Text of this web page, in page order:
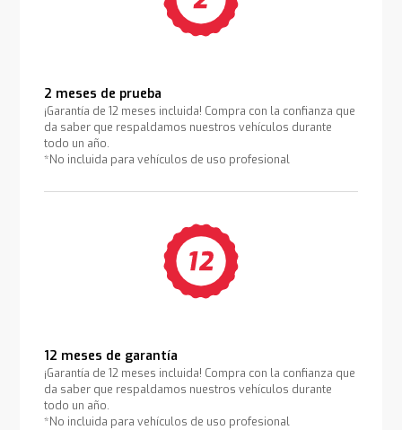
2 meses de prueba
¡Garantía de 12 meses incluida! Compra con la confianza que
da saber que respaldamos nuestros vehículos durante
todo un año.
*No incluida para vehículos de uso profesional
12 meses de garantía
¡Garantía de 12 meses incluida! Compra con la confianza que
da saber que respaldamos nuestros vehículos durante
todo un año.
*No incluida para vehículos de uso profesional